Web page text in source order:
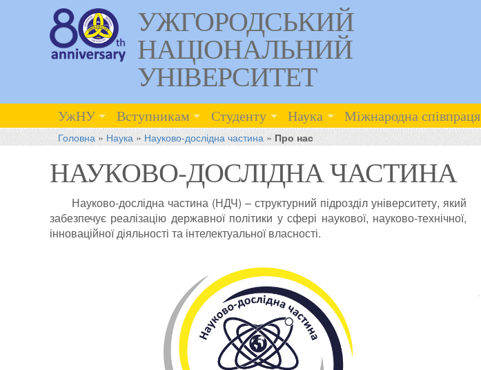
УЖГОРОДСЬКИЙ
НАЦІОНАЛЬНИЙ
УНІВЕРСИТЕТ
УжНУ Вступникам Студенту Наука Міжнародна співпраця
Головна » Наука » Науково-дослідна частина » Про нас
НАУКОВО-ДОСЛІДНА ЧАСТИНА
Науково-дослідна частина (НДЧ) – структурний підрозділ університету, який
забезпечує реалізацію державної політики у сфері наукової, науково-технічної,
інноваційної діяльності та інтелектуальної власності.